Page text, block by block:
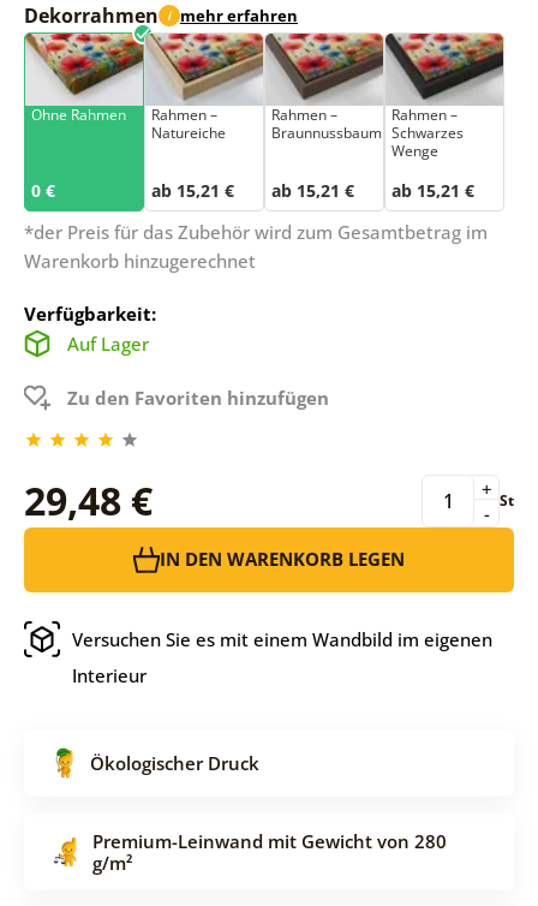
Dekorrahmen i mehr erfahren
Ohne Rahmen
0 €
Rahmen –
Natureiche
ab 15,21 €
Rahmen –
Braunnussbaum
ab 15,21 €
Rahmen –
Schwarzes
Wenge
ab 15,21 €
*der Preis für das Zubehör wird zum Gesamtbetrag im
Warenkorb hinzugerechnet
Verfügbarkeit:
Auf Lager
Zu den Favoriten hinzufügen
29,48 € -
+ St
IN DEN WARENKORB LEGEN
Versuchen Sie es mit einem Wandbild im eigenen
Interieur
Ökologischer Druck
Premium-Leinwand mit Gewicht von 280
g/m²